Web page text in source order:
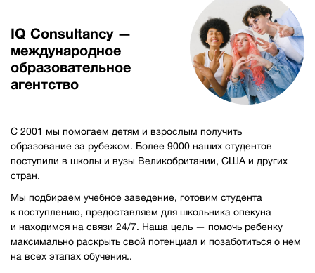
IQ Consultancy —
международное
образовательное
агентство
С 2001 мы помогаем детям и взрослым получить
образование за рубежом. Более 9000 наших студентов
поступили в школы и вузы Великобритании, США и других
стран.
Мы подбираем учебное заведение, готовим студента
к поступлению, предоставляем для школьника опекуна
и находимся на связи 24/7. Наша цель — помочь ребенку
максимально раскрыть свой потенциал и позаботиться о нем
на всех этапах обучения..